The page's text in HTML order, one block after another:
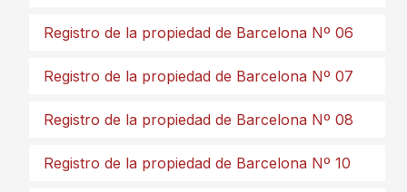
Registro de la propiedad de Barcelona Nº 06
Registro de la propiedad de Barcelona Nº 07
Registro de la propiedad de Barcelona Nº 08
Registro de la propiedad de Barcelona Nº 10